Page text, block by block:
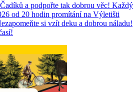
a podpořte tak dobrou věc! Každý
od 20 hodin promítání na Výletišti
si vzít deku a dobrou náladu!